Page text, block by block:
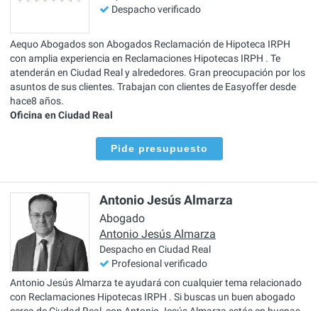
Despacho verificado
Aequo Abogados son Abogados Reclamación de Hipoteca IRPH
con amplia experiencia en Reclamaciones Hipotecas IRPH . Te
atenderán en Ciudad Real y alrededores. Gran preocupación por los
asuntos de sus clientes. Trabajan con clientes de Easyoffer desde
hace8 años.
Oficina en Ciudad Real
Pide presupuesto
Antonio Jesús Almarza
Abogado
Antonio Jesús Almarza
Despacho en Ciudad Real
Profesional verificado
Antonio Jesús Almarza te ayudará con cualquier tema relacionado
con Reclamaciones Hipotecas IRPH . Si buscas un buen abogado